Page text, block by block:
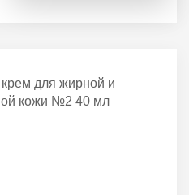
для жирной и
кожи №2 40 мл